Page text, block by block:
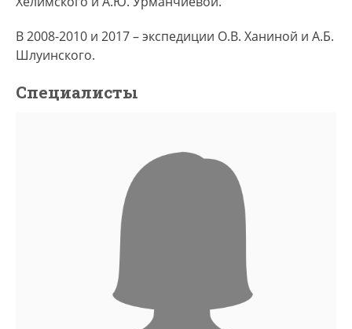
В 2008-2010 и 2017 – экспедиции О.В. Ханиной и А.Б.
Шлуинского.
Специалисты